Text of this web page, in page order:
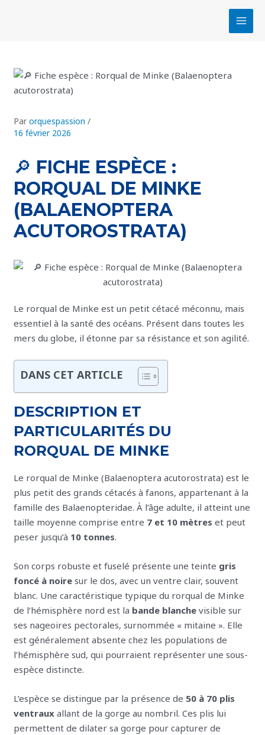
🔎 FICHE ESPÈCE :
RORQUAL DE MINKE
(BALAENOPTERA
ACUTOROSTRATA)
Parorquespassion/
16 février 2026
Le rorqual de Minke est un petit cétacé méconnu, mais
essentiel à la santé des océans. Présent dans toutes les
mers du globe, il étonne par sa résistance et son agilité.
DANS CET ARTICLE
DESCRIPTION ET
PARTICULARITÉS DU
RORQUAL DE MINKE
Le rorqual de Minke (Balaenoptera acutorostrata) est le
plus petit des grands cétacés à fanons, appartenant à la
famille des Balaenopteridae. À l’âge adulte, il atteint une
taille moyenne comprise entre 7 et 10 mètres et peut
peser jusqu’à 10 tonnes.
Son corps robuste et fuselé présente une teinte gris
foncé à noire sur le dos, avec un ventre clair, souvent
blanc. Une caractéristique typique du rorqual de Minke
de l’hémisphère nord est la bande blanche visible sur
ses nageoires pectorales, surnommée « mitaine ». Elle
est généralement absente chez les populations de
l’hémisphère sud, qui pourraient représenter une sous-
espèce distincte.
L’espèce se distingue par la présence de 50 à 70 plis
ventraux allant de la gorge au nombril. Ces plis lui
permettent de dilater sa gorge pour capturer de